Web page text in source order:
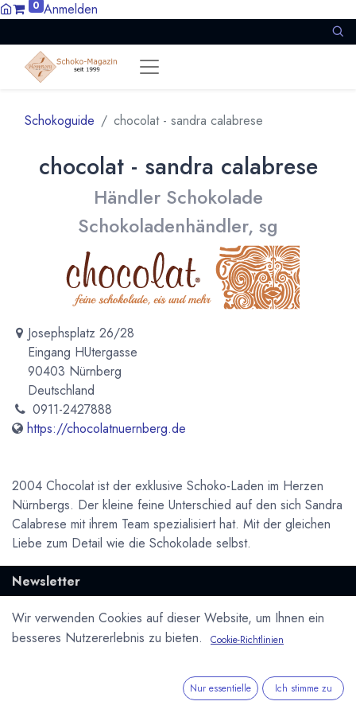
0 Anmelden
Schokoguide chocolat - sandra calabrese
chocolat - sandra calabrese
Händler Schokolade
Schokoladenhändler, sg
Josephsplatz 26/28
Eingang HUtergasse
90403 Nürnberg
Deutschland
0911-2427888
https://chocolatnuernberg.de
2004 Chocolat ist der exklusive Schoko-Laden im Herzen
Nürnbergs. Der kleine feine Unterschied auf den sich Sandra
Calabrese mit ihrem Team spezialisiert hat. Mit der gleichen
Liebe zum Detail wie die Schokolade selbst.
Newsletter
Abonnieren
Wir verwenden Cookies auf dieser Website, um Ihnen ein
besseres Nutzererlebnis zu bieten.
Cookie-Richtlinien
Nur essentielle Ich stimme zu